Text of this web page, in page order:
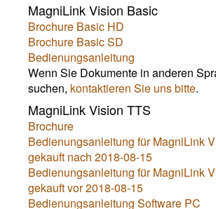
MagniLink Vision Basic
Brochure Basic HD
Brochure Basic SD
Bedienungsanleitung
Wenn Sie Dokumente in anderen
suchen, kontaktieren Sie uns bitte.
MagniLink Vision TTS
Brochure
Bedienungsanleitung für MagniLink
gekauft nach 2018-08-15
Bedienungsanleitung für MagniLink
gekauft vor 2018-08-15
Bedienungsanleitung Software PC